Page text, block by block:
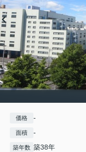
価格 -
面積 -
築年数 築38年